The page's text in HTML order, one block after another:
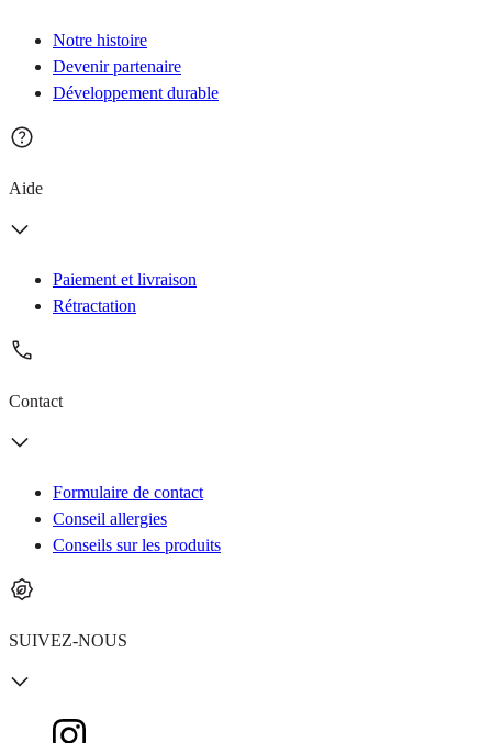
Notre histoire
Devenir partenaire
Développement durable
Aide
Paiement et livraison
Rétractation
Contact
Formulaire de contact
Conseil allergies
Conseils sur les produits
SUIVEZ-NOUS